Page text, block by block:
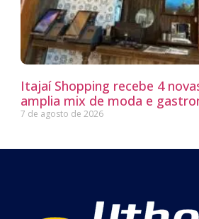
Itajaí Shopping recebe 4
amplia mix de moda e
7 de agosto de 2026